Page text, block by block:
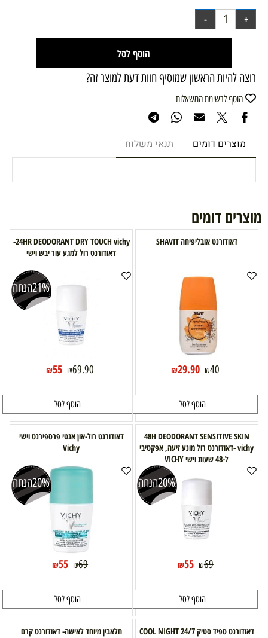
הוסף לסל
רוצה להיות הראשון שמוסיף חוות דעת למוצר זה?
הוסף לרשימת המשאלות
מוצרים דומים תנאי משלוח
מוצרים דומים
דאודורנט אובליפיחה SHAVIT
₪40
₪29.90
הוסף לסל
24HR DEODORANT DRY TOUCH vichy-
דאודורנט רול למגע עור יבש וישי
21%הנחה
₪69.90
₪55
הוסף לסל
48H DEODORANT SENSITIVE SKIN
vichy -דאודורנט רול מונע זיעה, אפקטיבי
ל-48 שעות וישי VICHY
20%הנחה
₪69
₪55
הוסף לסל
דאודורנט רול-און אנטי פרספירנט וישי
Vichy
20%הנחה
₪69
₪55
הוסף לסל
דאודורנט ספיד סטיק 24/7 COOL NIGHT חלאבין מיוחד לאישה- דאודורנט קרם